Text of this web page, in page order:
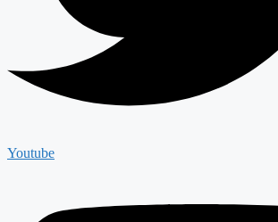
Youtube